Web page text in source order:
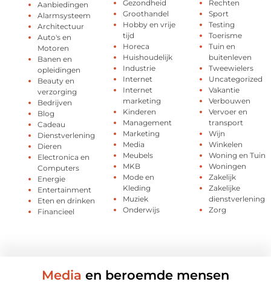
Aanbiedingen
Alarmsysteem
Architectuur
Auto's en
Motoren
Banen en
opleidingen
Beauty en
verzorging
Bedrijven
Blog
Cadeau
Dienstverlening
Dieren
Electronica en
Computers
Energie
Entertainment
Eten en drinken
Financieel
Gezondheid
Groothandel
Hobby en vrije
tijd
Horeca
Huishoudelijk
Industrie
Internet
Internet
marketing
Kinderen
Management
Marketing
Media
Meubels
MKB
Mode en
Kleding
Muziek
Onderwijs
Rechten
Sport
Testing
Toerisme
Tuin en
buitenleven
Tweewielers
Uncategorized
Vakantie
Verbouwen
Vervoer en
transport
Wijn
Winkelen
Woning en Tuin
Woningen
Zakelijk
Zakelijke
dienstverlening
Zorg
Media en beroemde mensen